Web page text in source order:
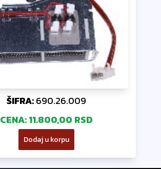
ŠIFRA: 690.26.009
CENA: 11.800,00 RSD
Dodaj u korpu